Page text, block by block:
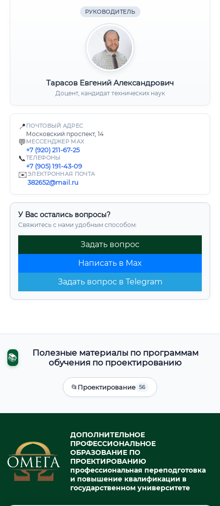
РУКОВОДИТЕЛЬ
Тарасов Евгений Александрович
Доцент, кандидат технических наук
📍 ПОЧТОВЫЙ АДРЕС
Московский проспект, 14
💬 МЕССЕНДЖЕР MAX
+7 (920) 211-67-25
📞ТЕЛЕФОНЫ
+7 (905) 191-43-09
✉️ЭЛЕКТРОННАЯ ПОЧТА
382652@mail.ru
У Вас остались вопросы?
Свяжитесь с нами удобным способом:
Задать вопрос
Написать в Max
Задать вопрос в Telegram
📚
Полезные материалы по программам
обучения по проектированию
📂Проектирование 56
ДОПОЛНИТЕЛЬНОЕ
ПРОФЕССИОНАЛЬНОЕ
ОБРАЗОВАНИЕ ПО
ПРОЕКТИРОВАНИЮ
профессиональная переподготовка
и повышение квалификации в
государственном университете